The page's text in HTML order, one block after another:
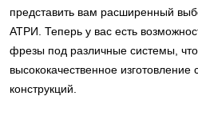
представить вам расширенный
АТРИ. Теперь у вас есть
фрезы под различные системы,
высококачественное изготовление
конструкций.